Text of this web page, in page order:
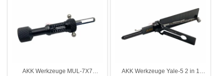
AKK Werkzeuge MUL-7X7
AKK Werkzeuge Yale-5 2 in 1